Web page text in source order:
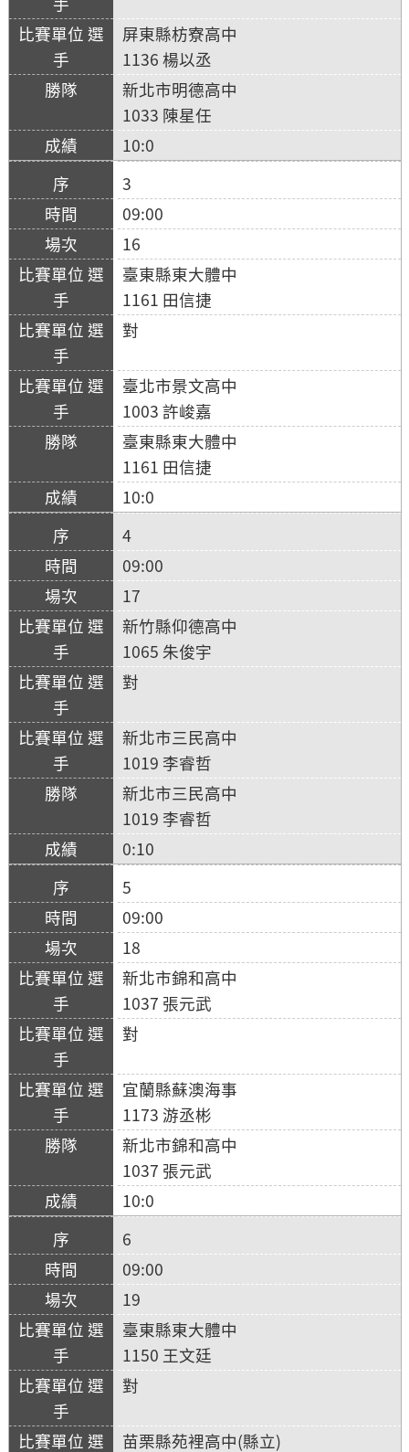
屏東縣枋寮高中
1136 楊以丞
新北市明德高中
1033 陳星任
10:0
3
09:00
16
臺東縣東大體中
1161 田信捷
對
臺北市景文高中
1003 許峻嘉
臺東縣東大體中
1161 田信捷
10:0
4
09:00
17
新竹縣仰德高中
1065 朱俊宇
對
新北市三民高中
1019 李睿哲
新北市三民高中
1019 李睿哲
0:10
5
09:00
18
新北市錦和高中
1037 張元武
對
宜蘭縣蘇澳海事
1173 游丞彬
新北市錦和高中
1037 張元武
10:0
6
09:00
19
臺東縣東大體中
1150 王文廷
對
苗栗縣苑裡高中(縣立)